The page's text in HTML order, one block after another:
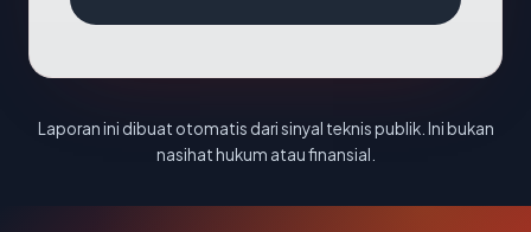
Laporan ini dibuat otomatis dari sinyal teknis publik. Ini bukan
nasihat hukum atau finansial.